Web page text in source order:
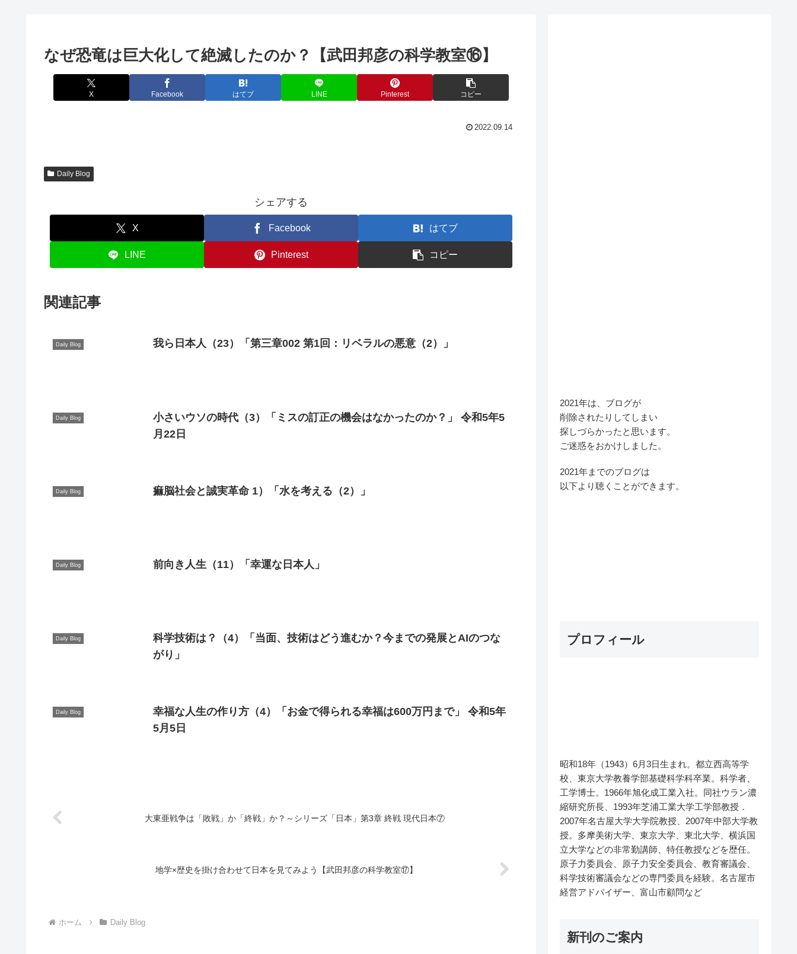
なぜ恐竜は巨大化して絶滅したのか？【武田邦彦の科学教室⑯】
X Facebook はてブ LINE Pinterest コピー
2022.09.14
Daily Blog
シェアする
X Facebook はてブ
LINE Pinterest コピー
関連記事
Daily Blog 我ら日本人（23）「第三章002 第1回：リベラルの悪意（2）」
Daily Blog
小さいウソの時代（3）「ミスの訂正の機会はなかったのか？」 令和5年5
月22日
Daily Blog 痲脳社会と誠実革命 1）「水を考える（2）」
Daily Blog 前向き人生（11）「幸運な日本人」
Daily Blog
科学技術は？（4）「当面、技術はどう進むか？今までの発展とAIのつな
がり」
Daily Blog
幸福な人生の作り方（4）「お金で得られる幸福は600万円まで」 令和5年
5月5日
大東亜戦争は「敗戦」か「終戦」か？～シリーズ「日本」第3章 終戦 現代日本⑦
地学×歴史を掛け合わせて日本を見てみよう【武田邦彦の科学教室⑰】
ホーム Daily Blog
2021年は、ブログが
削除されたりしてしまい
探しづらかったと思います。
ご迷惑をおかけしました。
2021年までのブログは
以下より聴くことができます。
プロフィール
昭和18年（1943）6月3日生まれ。都立西高等学
校、東京大学教養学部基礎科学科卒業。科学者、
工学博士。1966年旭化成工業入社。同社ウラン濃
縮研究所長、1993年芝浦工業大学工学部教授．
2007年名古屋大学大学院教授、2007年中部大学教
授。多摩美術大学、東京大学、東北大学、横浜国
立大学などの非常勤講師、特任教授などを歴任。
原子力委員会、原子力安全委員会、教育審議会、
科学技術審議会などの専門委員を経験。名古屋市
経営アドバイザー、富山市顧問など
新刊のご案内